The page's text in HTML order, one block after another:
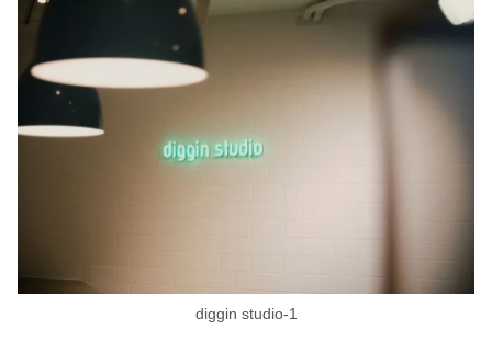
diggin studio-1